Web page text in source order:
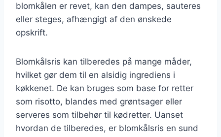
blomkålen er revet, kan den dampes, sauteres
eller steges, afhængigt af den ønskede
opskrift.
Blomkålsris kan tilberedes på mange måder,
hvilket gør dem til en alsidig ingrediens i
køkkenet. De kan bruges som base for retter
som risotto, blandes med grøntsager eller
serveres som tilbehør til kødretter. Uanset
hvordan de tilberedes, er blomkålsris en sund